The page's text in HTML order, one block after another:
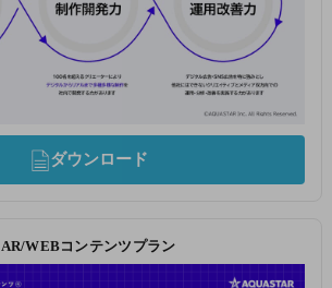
ダウンロード
AR/WEBコンテンツプラン